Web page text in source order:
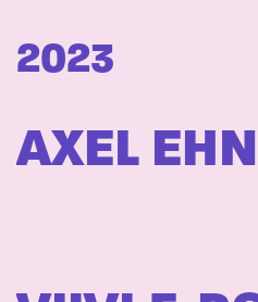
2023
AXEL